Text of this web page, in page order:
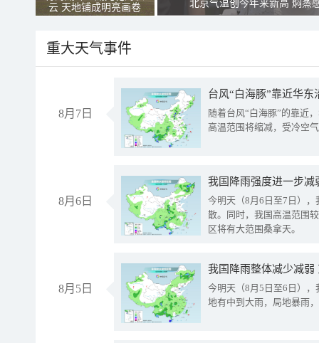
云 天地铺成明亮画卷
北京气温创今年来新高 焖蒸
重大天气事件
8月7日
台风“白海豚”靠近华
随着台风“白海豚”的靠近
高温范围将缩减，受冷空
8月6日
今明天（8月6日至7日）
散。同时，我国高温范围
区将有大范围桑拿天。
8月5日
我国降雨整体减少减弱
今明天（8月5日至6日）
地有中到大雨，局地暴雨